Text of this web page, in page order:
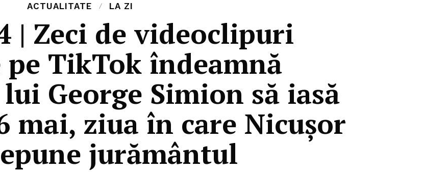
ACTUALITATE LA ZI
| Zeci de videoclipuri
TikTok îndeamnă
George Simion să iasă
mai, ziua în care Nicușor
jurământul